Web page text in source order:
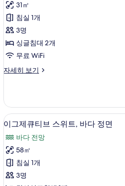
윈
룸,
정
원
전
망
모
두
보
기
후
기
2
개)
31㎡
침실 1개
3명
싱글침대 2개
무료 WiFi
자세히 보기
디
윈
룸,
정
원
전
망
자
세
히
보
이
그
제
큐
티
브
미니바,
6
이그제큐티브 스위트, 바다 정면
바다 전망
58㎡
침실 1개
3명